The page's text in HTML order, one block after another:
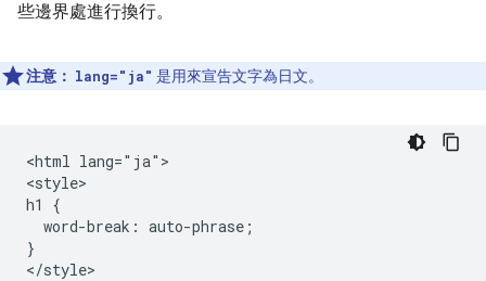
些邊界處進行換行。
注意： lang="ja" 是用來宣告文字為日文。
<html lang="ja">
<style>
h1 {
  word-break: auto-phrase;
}
</style>